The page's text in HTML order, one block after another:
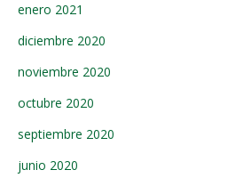
enero 2021
diciembre 2020
noviembre 2020
octubre 2020
septiembre 2020
junio 2020